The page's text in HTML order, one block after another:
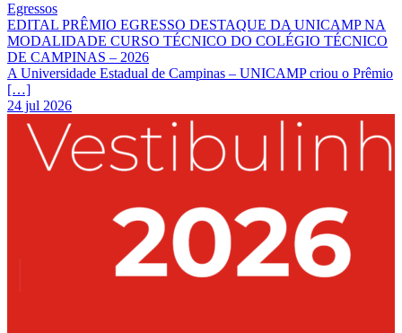
Egressos
EDITAL PRÊMIO EGRESSO DESTAQUE DA UNICAMP NA
MODALIDADE CURSO TÉCNICO DO COLÉGIO TÉCNICO
DE CAMPINAS – 2026
A Universidade Estadual de Campinas – UNICAMP criou o Prêmio
[…]
24 jul 2026